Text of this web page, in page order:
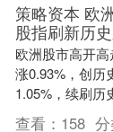
策略资本 欧
股指刷新历
欧洲股市高开
涨0.93%，创历
1.05%，续刷历
0.55%，德国
查看： 158 分